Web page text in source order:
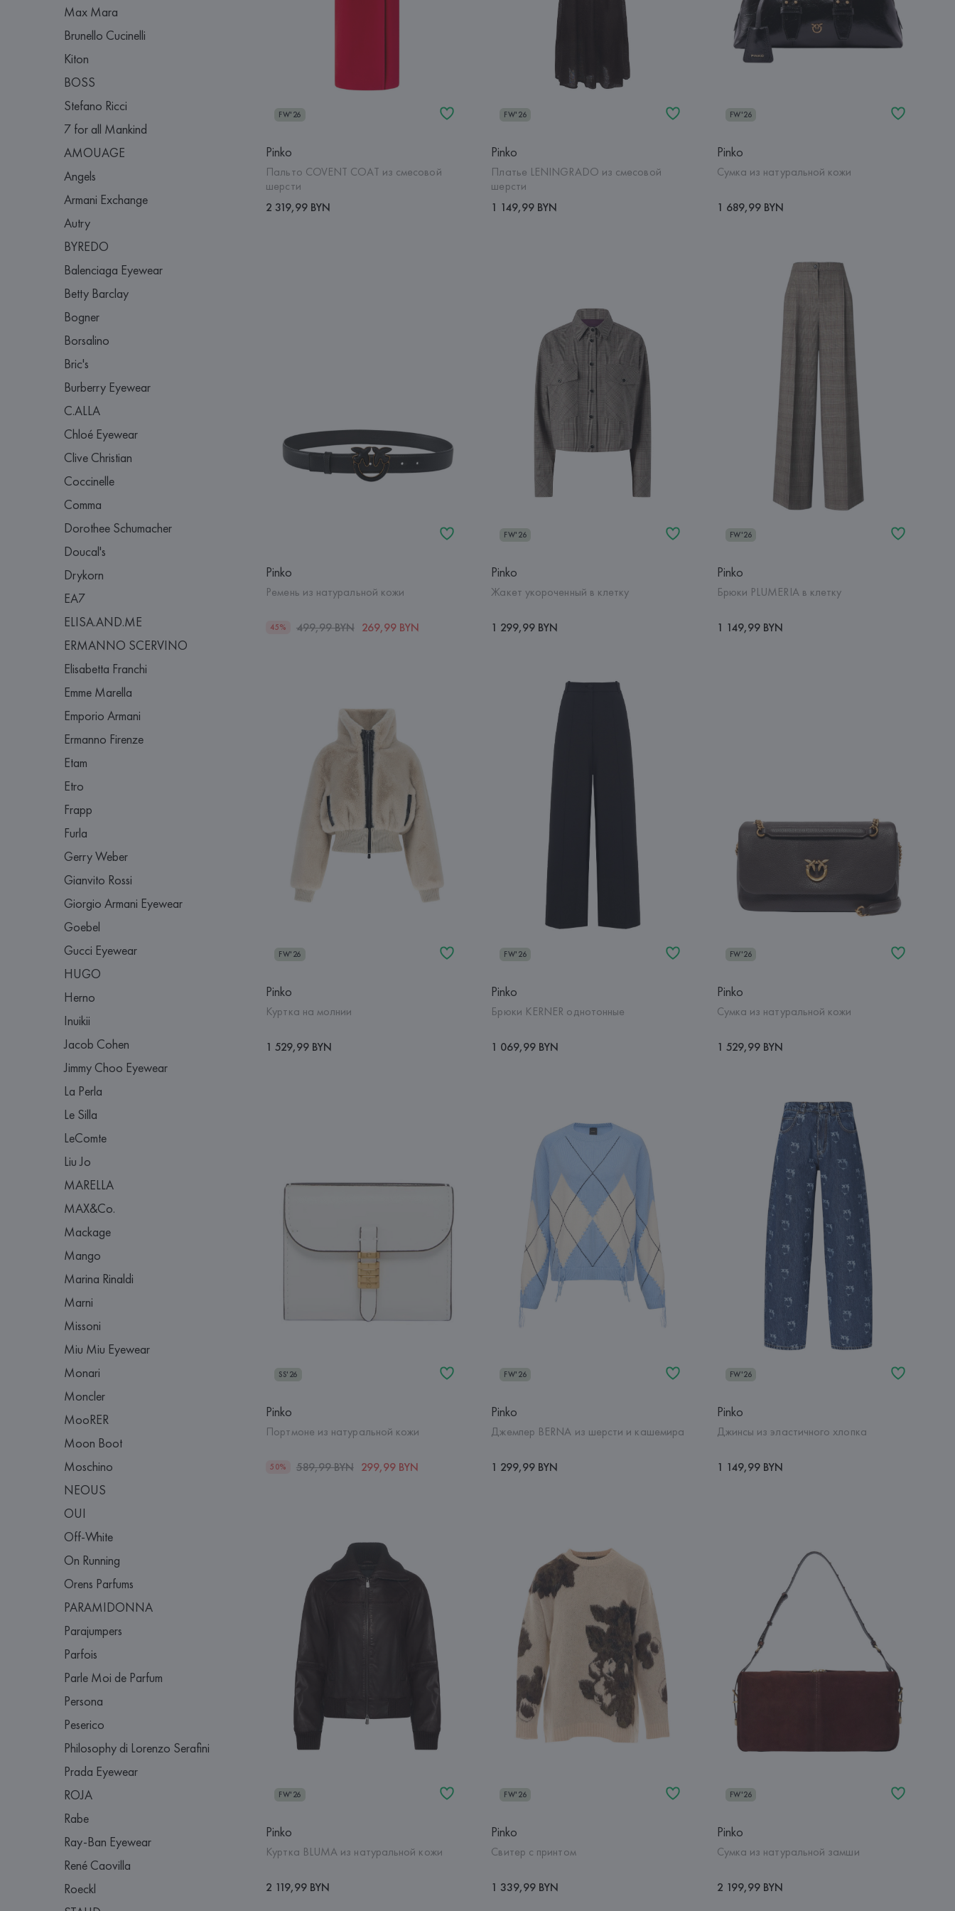
Max Mara
Brunello Cucinelli
Kiton
BOSS
Stefano Ricci
7 for all Mankind
AMOUAGE
Angels
Armani Exchange
Autry
BYREDO
Balenciaga Eyewear
Betty Barclay
Bogner
Borsalino
Bric's
Burberry Eyewear
C.ALLA
Chloé Eyewear
Clive Christian
Coccinelle
Comma
Dorothee Schumacher
Doucal's
Drykorn
EA7
ELISA.AND.ME
ERMANNO SCERVINO
Elisabetta Franchi
Emme Marella
Emporio Armani
Ermanno Firenze
Etam
Etro
Frapp
Furla
Gerry Weber
Gianvito Rossi
Giorgio Armani Eyewear
Goebel
Gucci Eyewear
HUGO
Herno
Inuikii
Jacob Cohen
Jimmy Choo Eyewear
La Perla
Le Silla
LeComte
Liu Jo
MARELLA
MAX&Co.
Mackage
Mango
Marina Rinaldi
Marni
Missoni
Miu Miu Eyewear
Monari
Moncler
MooRER
Moon Boot
Moschino
NEOUS
OUI
Off-White
On Running
Orens Parfums
PARAMIDONNA
Parajumpers
Parfois
Parle Moi de Parfum
Persona
Peserico
Philosophy di Lorenzo Serafini
Prada Eyewear
ROJA
Rabe
Ray-Ban Eyewear
René Caovilla
Roeckl
FW'26
Pinko
Пальто COVENT COAT из смесовой
шерсти
2 319,99 BYN
FW'26
Pinko
Платье LENINGRADO из смесовой
шерсти
1 149,99 BYN
FW'26
Pinko
Сумка из натуральной кожи
1 689,99 BYN
Pinko
Ремень из натуральной кожи
45% 499,99 BYN 269,99 BYN
FW'26
Pinko
Жакет укороченный в клетку
1 299,99 BYN
FW'26
Pinko
Брюки PLUMERIA в клетку
1 149,99 BYN
FW'26
Pinko
Куртка на молнии
1 529,99 BYN
FW'26
Pinko
Брюки KERNER однотонные
1 069,99 BYN
FW'26
Pinko
Сумка из натуральной кожи
1 529,99 BYN
SS'26
Pinko
Портмоне из натуральной кожи
50% 589,99 BYN 299,99 BYN
FW'26
Pinko
Джемпер BERNA из шерсти и кашемира
1 299,99 BYN
FW'26
Pinko
Джинсы из эластичного хлопка
1 149,99 BYN
FW'26
Pinko
Куртка BLUMA из натуральной кожи
2 119,99 BYN
FW'26
Pinko
Свитер с принтом
1 339,99 BYN
FW'26
Pinko
Сумка из натуральной замши
2 199,99 BYN